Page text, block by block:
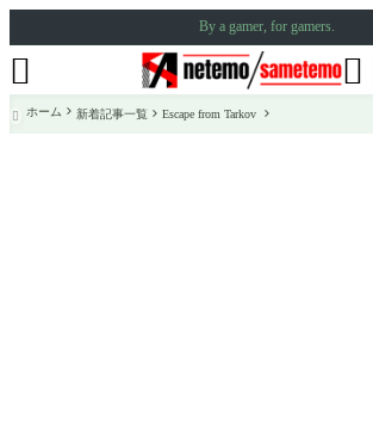
By a gamer, for gamers.


 ホーム 新着記事一覧 Escape from Tarkov